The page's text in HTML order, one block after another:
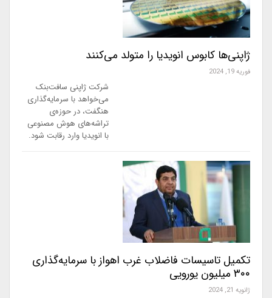
ژاپنی‌ها کابوس انویدیا را متولد می‌کنند
فوریه 19, 2024
شرکت ژاپنی سافت‌بنک
می‌خواهد با سرمایه‌گذاری
هنگفت، در حوزه‌ی
تراشه‌های هوش مصنوعی
با انویدیا وارد رقابت شود.
تکمیل تاسیسات فاضلاب غرب اهواز با سرمایه‌گذاری
۳۰۰ میلیون یورویی
ژانویه 21, 2024